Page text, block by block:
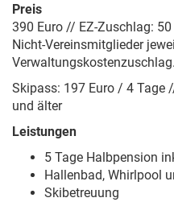
Preis
390 Euro // EZ-Zuschlag:
Nicht-Vereinsmitglieder
Verwaltungskostenzuschlag.
Skipass: 197 Euro / 4 Tage
und älter
Leistungen
5 Tage Halbpension
Hallenbad, Whirlpool
Skibetreuung